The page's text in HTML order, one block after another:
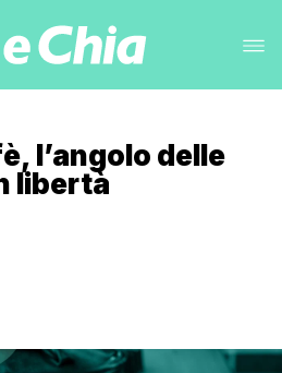
l’angolo delle
libertà